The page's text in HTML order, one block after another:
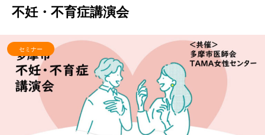
不妊・不育症講演会
セミナー